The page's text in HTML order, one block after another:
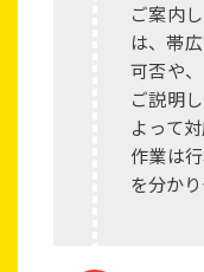
ご案内
は、帯
可否や
ご説明
よって
作業は
を分か